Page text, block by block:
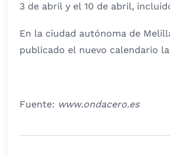
3 de abril y el 10 de abril,
En la ciudad autónoma de
publicado el nuevo calendario
Fuente: www.ondacero.es